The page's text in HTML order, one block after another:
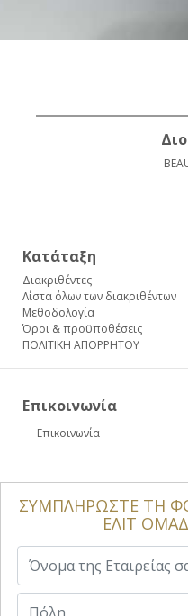
ΣΥΜΠΛΗΡΩΣΤΕ ΤΗ
ΕΛΙΤ
Κατάταξη
Διακριθέντες
Λίστα όλων των διακριθέντων
Μεθοδολογία
Όροι & προϋποθέσεις
ΠΟΛΙΤΙΚΗ ΑΠΟΡΡΗΤΟΥ
Επικοινωνία
Επικοινωνία